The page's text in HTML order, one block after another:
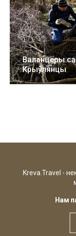
Валанцёры
Крыўлянцы
25 крас 2021 9
Kreva.Travel -
Нам